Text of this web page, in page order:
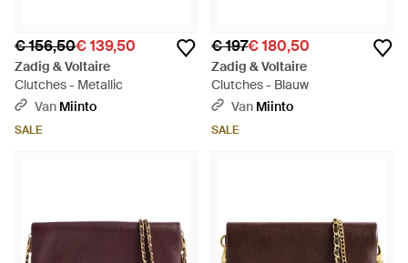
€ 156,50€ 139,50
Zadig & Voltaire
Clutches - Metallic
Van Miinto
SALE
€ 197€ 180,50
Zadig & Voltaire
Clutches - Blauw
Van Miinto
SALE